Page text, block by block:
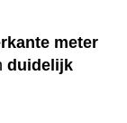
meter
duidelijk